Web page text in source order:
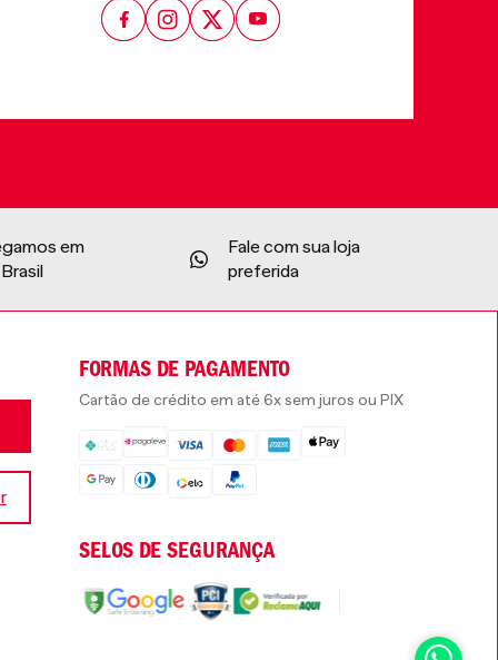
em
Fale com sua loja
preferida
FORMAS DE PAGAMENTO
Cartão de crédito em até 6x sem juros ou PIX
SELOS DE SEGURANÇA